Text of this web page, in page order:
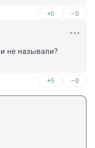
+0 –0
не называли?
+5 –0